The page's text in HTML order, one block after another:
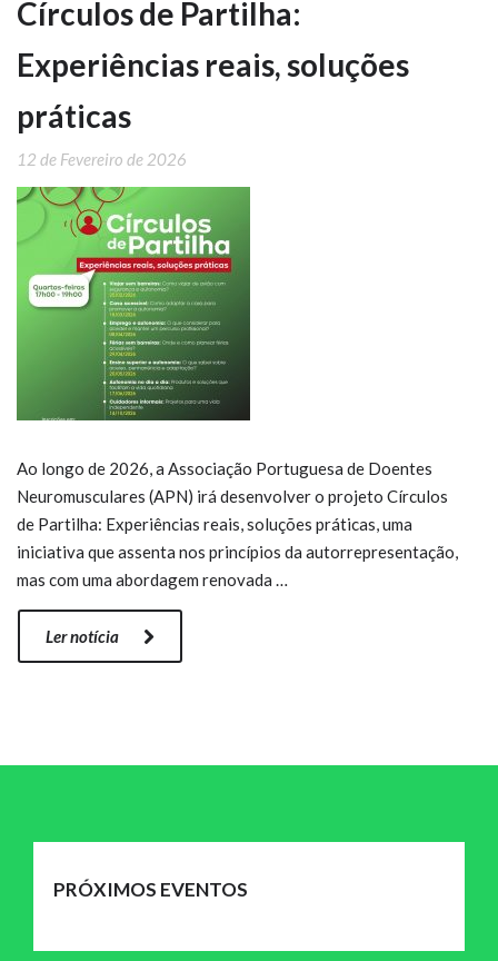
Círculos de Partilha:
Experiências reais, soluções
práticas
12 de Fevereiro de 2026
Ao longo de 2026, a Associação Portuguesa de Doentes
Neuromusculares (APN) irá desenvolver o projeto Círculos
de Partilha: Experiências reais, soluções práticas, uma
iniciativa que assenta nos princípios da autorrepresentação,
mas com uma abordagem renovada …
Ler notícia
PRÓXIMOS EVENTOS